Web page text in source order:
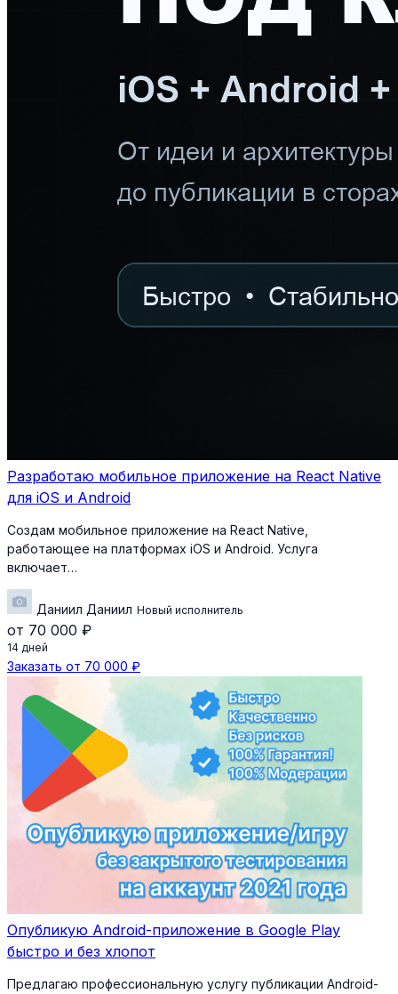
Разработаю мобильное приложение на React Native
для iOS и Android
Создам мобильное приложение на React Native,
работающее на платформах iOS и Android. Услуга
включает…
Даниил Даниил Новый исполнитель
от 70 000 ₽
14 дней
Заказать от 70 000 ₽
Опубликую Android-приложение в Google Play
быстро и без хлопот
Предлагаю профессиональную услугу публикации Android-